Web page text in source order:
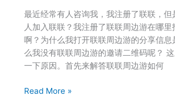
组
建
团
队？
的
优
惠
券？
最近经常有人咨询我，我注册了联联，但
人加入联联？我注册了联联周边游在哪
啊？为什么我打开联联周边游的分享信
么我没有联联周边游的邀请二维码呢？
一下原因。首先来解答联联周边游如何
联
Read More »